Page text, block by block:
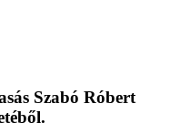
Szabó Róbert